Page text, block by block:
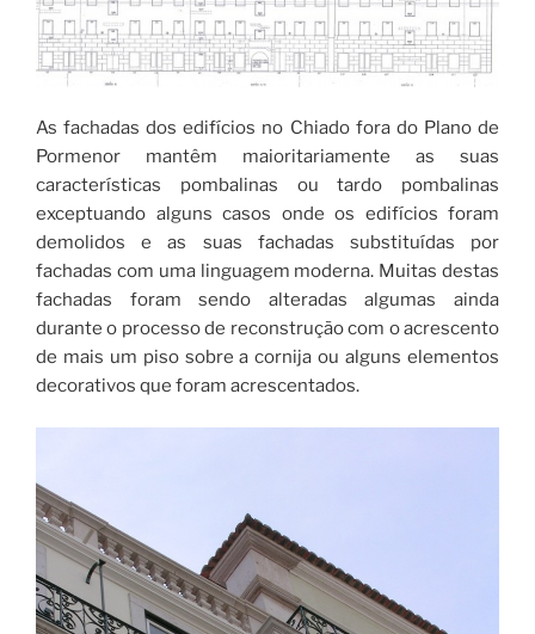
As fachadas dos edifícios no Chiado fora do Plano de
Pormenor mantêm maioritariamente as suas
características pombalinas ou tardo pombalinas
exceptuando alguns casos onde os edifícios foram
demolidos e as suas fachadas substituídas por
fachadas com uma linguagem moderna. Muitas destas
fachadas foram sendo alteradas algumas ainda
durante o processo de reconstrução com o acrescento
de mais um piso sobre a cornija ou alguns elementos
decorativos que foram acrescentados.